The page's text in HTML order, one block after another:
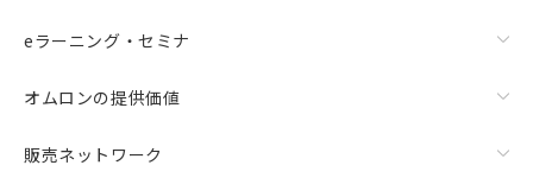
eラーニング・セミナ
オムロンの提供価値
販売ネットワーク